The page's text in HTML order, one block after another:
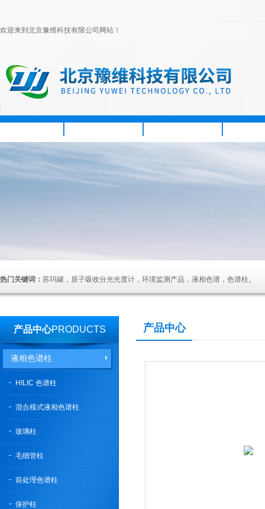
欢迎来到北京豫维科技有限公司网站！
热门关键词： 苏玛罐，原子吸收分光光度计，环境监测产品，液相色谱，色谱柱。
产品中心PRODUCTS
液相色谱柱
HILIC 色谱柱
混合模式液相色谱柱
玻璃柱
毛细管柱
前处理色谱柱
保护柱
产品中心